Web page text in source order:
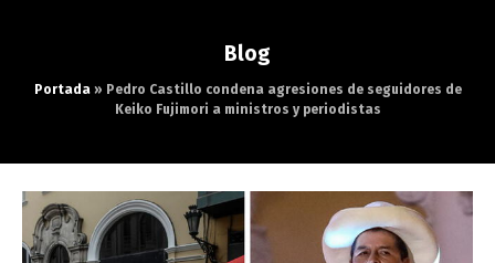
Blog
Portada» Pedro Castillo condena agresiones de seguidores de
Keiko Fujimori a ministros y periodistas